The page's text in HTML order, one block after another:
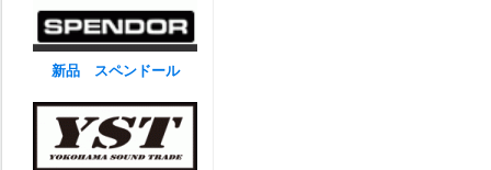
新品 スペンドール